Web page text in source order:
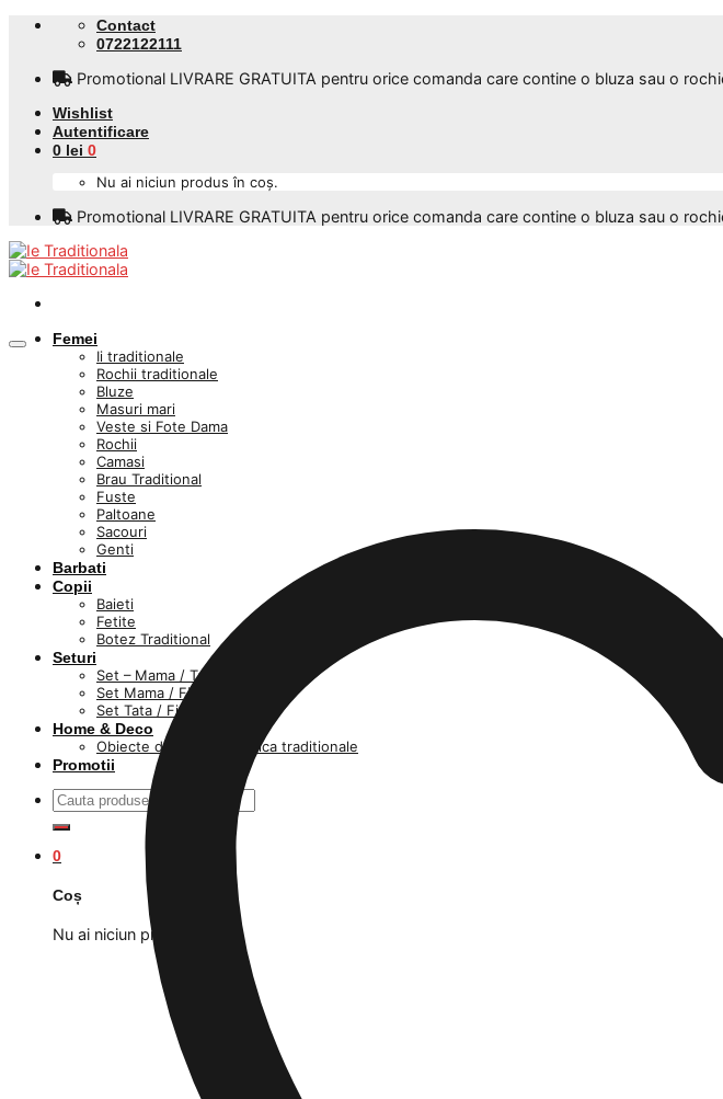
Skip
Contact
0722122111
Promotional LIVRARE GRATUITA pentru orice comanda care contine o bluza sau o
Wishlist
Autentificare
0 lei 0
Nu ai niciun produs în coș.
Promotional LIVRARE GRATUITA pentru orice comanda care contine o bluza sau o
Femei
Ii traditionale
Rochii traditionale
Bluze
Masuri mari
Veste si Fote Dama
Rochii
Camasi
Brau Traditional
Fuste
Paltoane
Sacouri
Genti
Barbati
Copii
Baieti
Fetite
Botez Traditional
Seturi
Set – Mama / Tata / fiica / fiu
Set Mama / Fiica
Set Tata / Fiu
Home & Deco
Obiecte din lut si ceramica traditionale
Promotii
Caută
după:
0
Coș
Nu ai niciun produs în coș.